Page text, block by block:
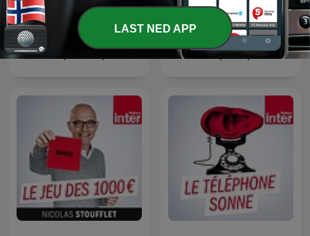
Le masque et la plume Géopolitique
LAST NED APP